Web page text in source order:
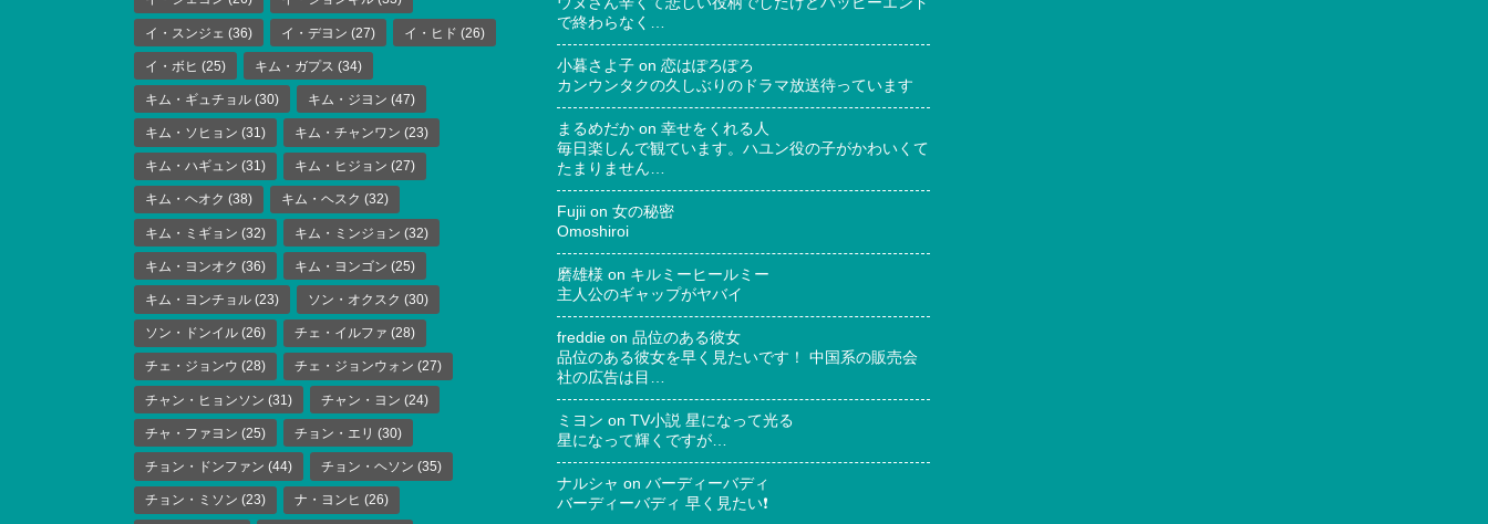
イ・スンジェ (36) イ・デヨン (27) イ・ヒド (26)
イ・ボヒ (25) キム・ガプス (34)
キム・ギュチョル (30) キム・ジヨン (47)
キム・ソヒョン (31) キム・チャンワン (23)
キム・ハギュン (31) キム・ヒジョン (27)
キム・ヘオク (38) キム・ヘスク (32)
キム・ミギョン (32) キム・ミンジョン (32)
キム・ヨンオク (36) キム・ヨンゴン (25)
キム・ヨンチョル (23) ソン・オクスク (30)
ソン・ドンイル (26) チェ・イルファ (28)
チェ・ジョンウ (28) チェ・ジョンウォン (27)
チャン・ヒョンソン (31) チャン・ヨン (24)
チャ・ファヨン (25) チョン・エリ (30)
チョン・ドンファン (44) チョン・ヘソン (35)
チョン・ミソン (23) ナ・ヨンヒ (26)
で終わらなく…
小暮さよ子 on 恋はぽろぽろ
カンウンタクの久しぶりのドラマ放送待っています
まるめだか on 幸せをくれる人
毎日楽しんで観ています。ハユン役の子がかわいくて
たまりません…
Fujii on 女の秘密
Omoshiroi
磨雄様 on キルミーヒールミー
主人公のギャップがヤバイ
freddie on 品位のある彼女
品位のある彼女を早く見たいです！ 中国系の販売会
社の広告は目…
ミヨン on TV小説 星になって光る
星になって輝くですが…
ナルシャ on バーディーバディ
バーディーバディ 早く見たい❗